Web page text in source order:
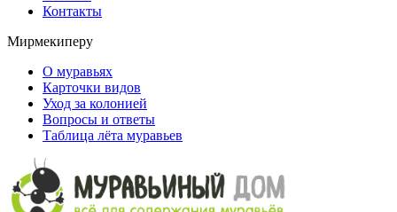
Контакты
Мирмекиперу
О муравьях
Карточки видов
Уход за колонией
Вопросы и ответы
Таблица лёта муравьев